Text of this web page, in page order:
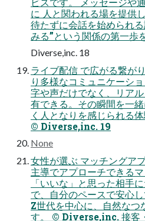
に 人と関われる場を提供
待たずに会話を始められ
みる”という関係の第一歩
Diverse,inc. 18
ライブ配信 で広がる繋が
り多様なコミュニケーシ
字や声だけでなく、リア
有できる。その瞬間を一
く人となりを感じられる
©︎ Diverse,inc. 19
None
女性が選ぶ マッチングア
主導でアプローチできるマ
「いいな」と思った相手
で、自分のペースで安心
Z世代を中心に、自然なつ
す。 ©︎ Diverse,inc. 接客